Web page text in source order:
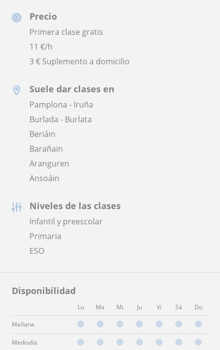
Precio
Primera clase gratis
11 €/h
3 € Suplemento a domicilio
Suele dar clases en
Pamplona - Iruña
Burlada - Burlata
Beriáin
Barañain
Aranguren
Ansoáin
Niveles de las clases
Infantil y preescolar
Primaria
ESO
Disponibilidad
Lu Ma Mi Ju Vi Sá Do
Mañana
Mediodía